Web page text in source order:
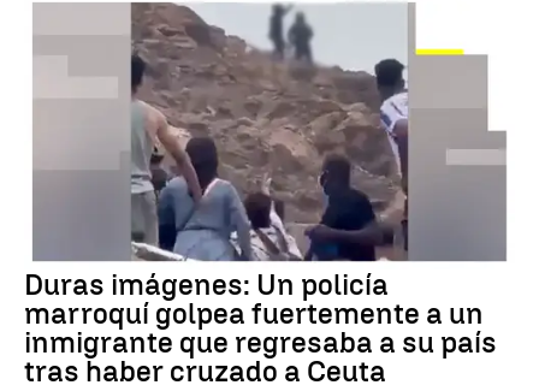
Crisis Migratoria
Duras imágenes: Un policía
marroquí golpea fuertemente a un
inmigrante que regresaba a su país
tras haber cruzado a Ceuta